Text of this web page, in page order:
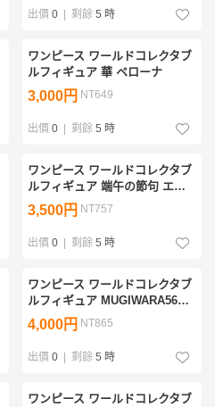
出價 0 剩餘 5 時
ワンピース ワールドコレクタブ
ルフィギュア 華 ペローナ
3,000円 NT649
出價 0 剩餘 5 時
ワンピース ワールドコレクタブ
ルフィギュア 端午の節句 エー
ス
3,500円 NT757
出價 0 剩餘 5 時
ワンピース ワールドコレクタブ
ルフィギュア MUGIWARA56
vol.1 ゾロ
4,000円 NT865
出價 0 剩餘 5 時
ワンピース ワールドコレクタブ